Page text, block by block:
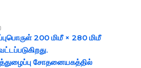
பொருள் 200 மிமீ × 280 மிமீ
சோதனையகத்தில்